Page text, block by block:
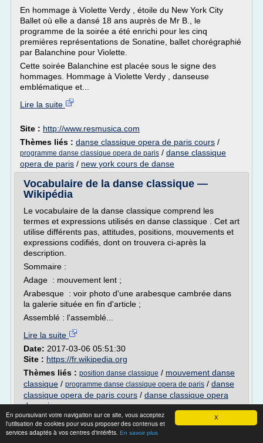
X
En poursuivant votre navigation sur ce site, vous acceptez
l'utilisation de cookies pour vous proposer des contenus et
services adaptés à vos centres d'intérêts. En savoir plus
En hommage à Violette Verdy , étoile du New York City
Ballet où elle a dansé 18 ans auprès de Mr B., le
programme de la soirée a été enrichi pour les cinq
premières représentations de Sonatine, ballet chorégraphié
par Balanchine pour Violette.
Cette soirée Balanchine est placée sous le signe des
hommages. Hommage à Violette Verdy , danseuse
emblématique et...
Lire la suite
Site : http://www.resmusica.com
Thèmes liés : danse classique opera de paris cours /
programme danse classique opera de paris / danse classique
opera de paris / new york cours de danse
Vocabulaire de la danse classique —
Wikipédia
Le vocabulaire de la danse classique comprend les
termes et expressions utilisés en danse classique . Cet art
utilise différents pas, attitudes, positions, mouvements et
expressions codifiés, dont on trouvera ci-après la
description.
Sommaire :
Adage : mouvement lent ;
Arabesque : voir photo d'une arabesque cambrée dans
la galerie située en fin d'article ;
Assemblé : l'assemblé...
Lire la suite
Date: 2017-03-06 05:51:30
Site : https://fr.wikipedia.org
Thèmes liés : position danse classique / mouvement danse
classique / programme danse classique opera de paris / danse
classique opera de paris cours / danse classique opera
de paris
Danse Classique | Facebook